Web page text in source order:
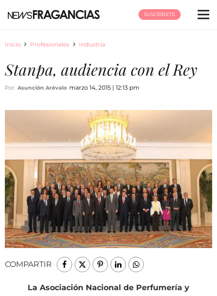
SUSCRÍBETE
Inicio Profesionales Industria
Stanpa, audiencia con el Rey
Por: Asunción Arévalo marzo 14, 2015 | 12:13 pm
COMPARTIR
La Asociación Nacional de Perfumería y